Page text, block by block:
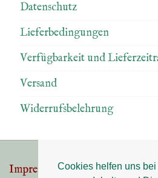
Cookies helfen uns
Datenschutz
Lieferbedingungen
Verfügbarkeit und
Versand
Widerrufsbelehrung
Impressum Datenschutz